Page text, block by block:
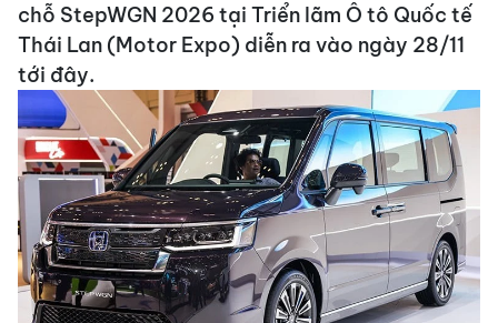
chỗ StepWGN 2026 tại Triển lãm Ô tô Quốc tế
Thái Lan (Motor Expo) diễn ra vào ngày 28/11
tới đây.